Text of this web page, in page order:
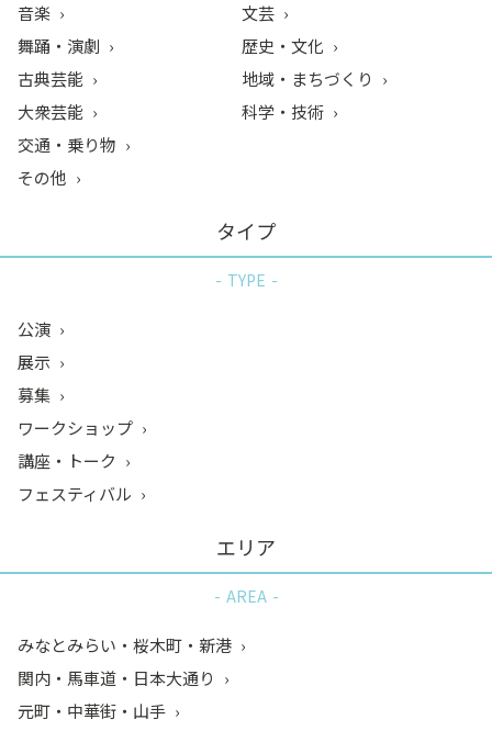
音楽
舞踊・演劇
古典芸能
大衆芸能
文芸
歴史・文化
地域・まちづくり
科学・技術
交通・乗り物
その他
タイプ
TYPE
公演
展示
募集
ワークショップ
講座・トーク
フェスティバル
エリア
AREA
みなとみらい・桜木町・新港
関内・馬車道・日本大通り
元町・中華街・山手